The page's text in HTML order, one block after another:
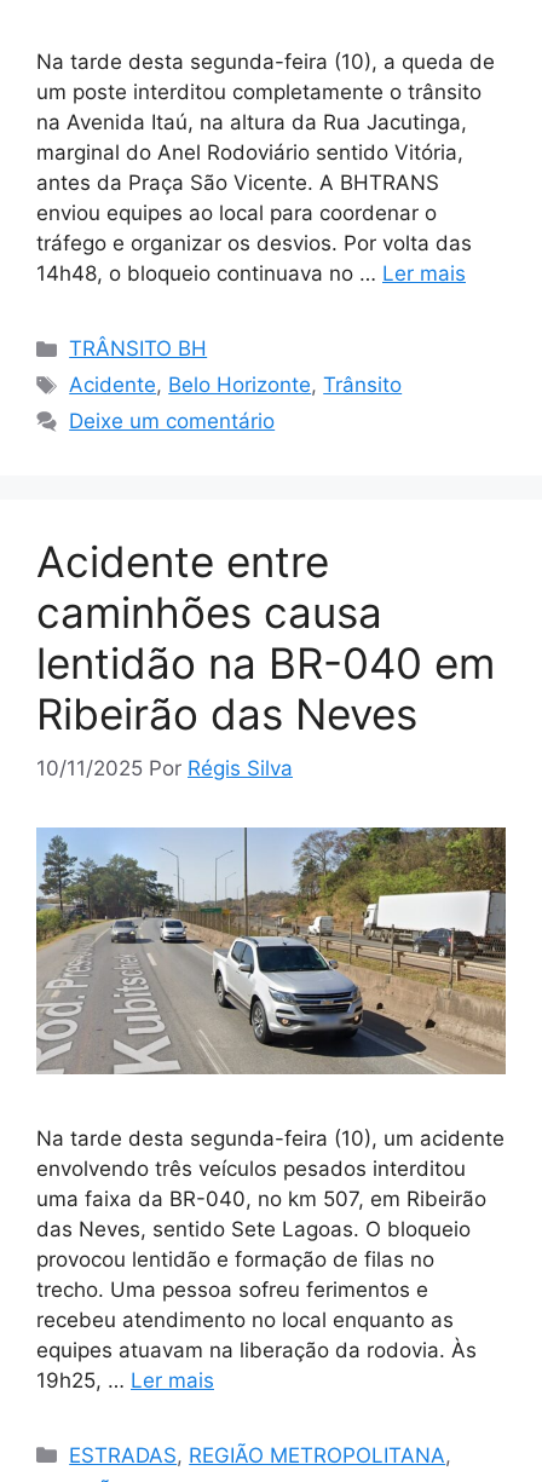
Na tarde desta segunda-feira (10), a queda de
um poste interditou completamente o trânsito
na Avenida Itaú, na altura da Rua Jacutinga,
marginal do Anel Rodoviário sentido Vitória,
antes da Praça São Vicente. A BHTRANS
enviou equipes ao local para coordenar o
tráfego e organizar os desvios. Por volta das
14h48, o bloqueio continuava no … Ler mais
Categorias
TRÂNSITO BH
Tags
Acidente, Belo Horizonte,Trânsito
Deixe um comentário
Acidente entre
caminhões causa
lentidão na BR-040 em
Ribeirão das Neves
10/11/2025 Por Régis Silva
Na tarde desta segunda-feira (10), um acidente
envolvendo três veículos pesados interditou
uma faixa da BR-040, no km 507, em Ribeirão
das Neves, sentido Sete Lagoas. O bloqueio
provocou lentidão e formação de filas no
trecho. Uma pessoa sofreu ferimentos e
recebeu atendimento no local enquanto as
equipes atuavam na liberação da rodovia. Às
19h25, … Ler mais
Categorias
ESTRADAS, REGIÃO METROPOLITANA,